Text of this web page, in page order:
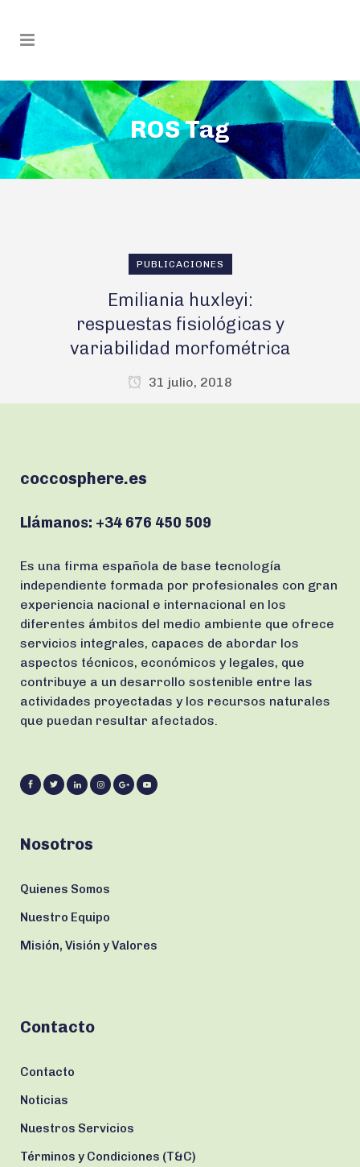
ROS Tag
PUBLICACIONES
Emiliania huxleyi:
respuestas fisiológicas y
variabilidad morfométrica
31 julio, 2018
coccosphere.es
Llámanos: +34 676 450 509
Es una firma española de base tecnología
independiente formada por profesionales con gran
experiencia nacional e internacional en los
diferentes ámbitos del medio ambiente que ofrece
servicios integrales, capaces de abordar los
aspectos técnicos, económicos y legales, que
contribuye a un desarrollo sostenible entre las
actividades proyectadas y los recursos naturales
que puedan resultar afectados.
Nosotros
Quienes Somos
Nuestro Equipo
Misión, Visión y Valores
Contacto
Contacto
Noticias
Nuestros Servicios
Términos y Condiciones (T&C)